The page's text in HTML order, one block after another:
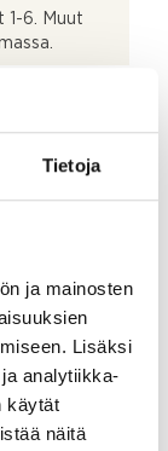
Tietoja
ja mainosten
Lisäksi
analytiikka-
käytät
näitä
1-6. Muut
pysäkki
lähellä
tiedot: